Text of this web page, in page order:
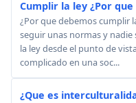
Cumplir la ley ¿Por
¿Por que debemos cumplir
seguir unas normas y nadie
la ley desde el punto de
complicado en una soc...
¿Que es